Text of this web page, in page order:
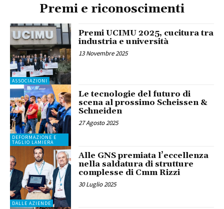
Premi e riconoscimenti
ASSOCIAZIONI
Premi UCIMU 2025, cucitura tra
industria e università
13 Novembre 2025
DEFORMAZIONE E
TAGLIO LAMIERA
Le tecnologie del futuro di
scena al prossimo Scheissen &
Schneiden
27 Agosto 2025
DALLE AZIENDE
Alle GNS premiata l’eccellenza
nella saldatura di strutture
complesse di Cmm Rizzi
30 Luglio 2025